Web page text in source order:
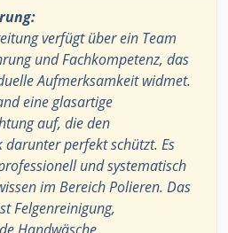
verfügt über ein Team
und Fachkompetenz, das
Aufmerksamkeit widmet.
eine glasartige
auf, die den
perfekt schützt. Es
und systematisch
im Bereich Polieren. Das
Felgenreinigung,